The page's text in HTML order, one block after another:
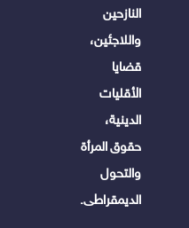
النازحين
واللاجئين،
قضايا
الأقليات
الدينية،
حقوق المرأة
والتحول
الديمقراطى.